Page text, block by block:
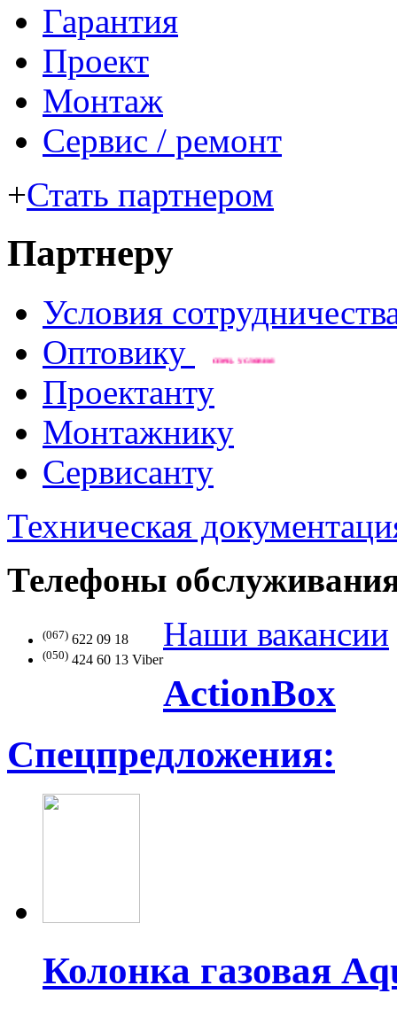
Гарантия
Проект
Монтаж
Сервис / ремонт
+Стать партнером
Партнеру
Условия
Оптовику
cпец. условия
Проектанту
Монтажнику
Сервисанту
Техническая
Телефоны
(067) 622 09 18
(050) 424 60 13 Viber
Наши вакансии
ActionBox
Спецпредложения:
Колонка газовая